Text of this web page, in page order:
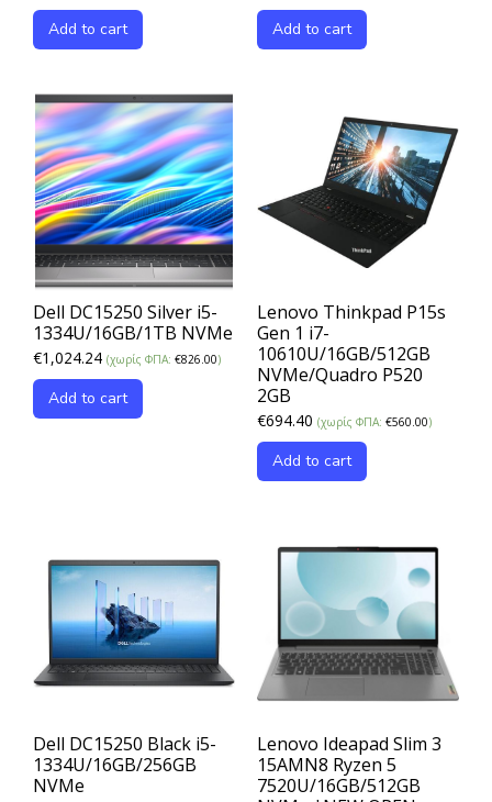
Add to cart Add to cart
Dell DC15250 Silver i5-
1334U/16GB/1TB NVMe
€1,024.24 (χωρίς ΦΠΑ: €826.00)
Add to cart
Lenovo Thinkpad P15s
Gen 1 i7-
10610U/16GB/512GB
NVMe/Quadro P520
2GB
€694.40 (χωρίς ΦΠΑ: €560.00)
Add to cart
Dell DC15250 Black i5-
1334U/16GB/256GB
NVMe
Lenovo Ideapad Slim 3
15AMN8 Ryzen 5
7520U/16GB/512GB